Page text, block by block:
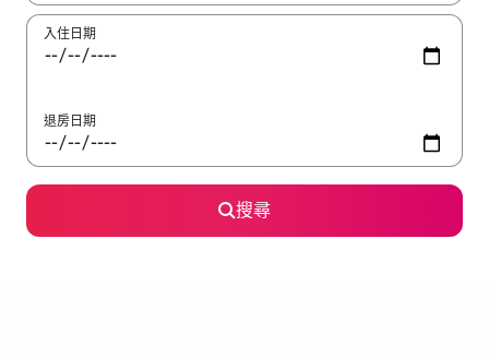
入住日期
退房日期
搜尋